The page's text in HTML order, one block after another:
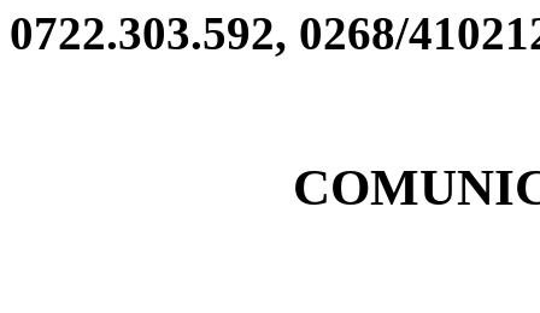
0722.303.592, 0268/